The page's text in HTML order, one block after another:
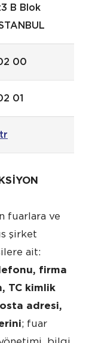
B Blok
00
01
fuarlara ve
şirket
ait:
firma
TC kimlik
adresi,
; fuar